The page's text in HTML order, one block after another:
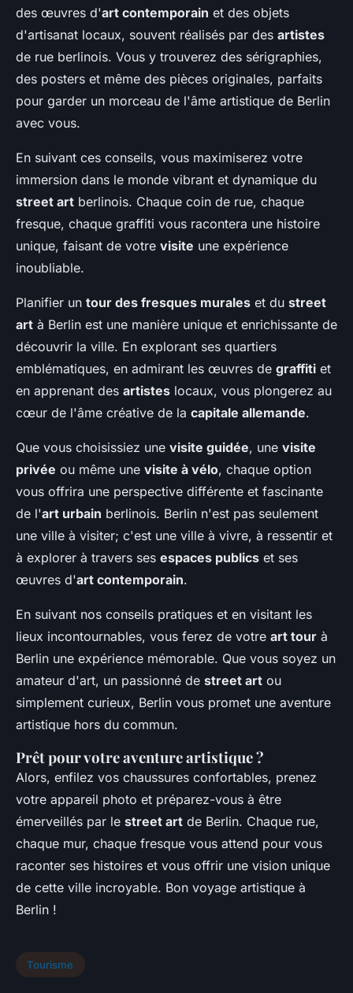
des œuvres d'art contemporain et des objets
d'artisanat locaux, souvent réalisés par des artistes
de rue berlinois. Vous y trouverez des sérigraphies,
des posters et même des pièces originales, parfaits
pour garder un morceau de l'âme artistique de Berlin
avec vous.
En suivant ces conseils, vous maximiserez votre
immersion dans le monde vibrant et dynamique du
street art berlinois. Chaque coin de rue, chaque
fresque, chaque graffiti vous racontera une histoire
unique, faisant de votre visite une expérience
inoubliable.
Planifier un tour des fresques murales et du street
art à Berlin est une manière unique et enrichissante de
découvrir la ville. En explorant ses quartiers
emblématiques, en admirant les œuvres de graffiti et
en apprenant des artistes locaux, vous plongerez au
cœur de l'âme créative de la capitale allemande.
Que vous choisissiez une visite guidée, une visite
privée ou même une visite à vélo, chaque option
vous offrira une perspective différente et fascinante
de l'art urbain berlinois. Berlin n'est pas seulement
une ville à visiter; c'est une ville à vivre, à ressentir et
à explorer à travers ses espaces publics et ses
œuvres d'art contemporain.
En suivant nos conseils pratiques et en visitant les
lieux incontournables, vous ferez de votre art tour à
Berlin une expérience mémorable. Que vous soyez un
amateur d'art, un passionné de street art ou
simplement curieux, Berlin vous promet une aventure
artistique hors du commun.
Prêt pour votre aventure artistique ?
Alors, enfilez vos chaussures confortables, prenez
votre appareil photo et préparez-vous à être
émerveillés par le street art de Berlin. Chaque rue,
chaque mur, chaque fresque vous attend pour vous
raconter ses histoires et vous offrir une vision unique
de cette ville incroyable. Bon voyage artistique à
Berlin !
Tourisme